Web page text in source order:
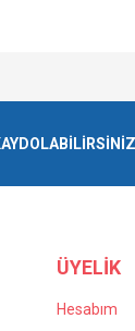
ÜYELİK
Hesabım